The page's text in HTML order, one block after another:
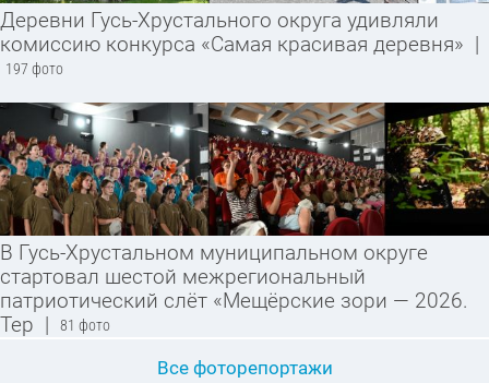
Деревни Гусь-Хрустального округа удивляли
комиссию конкурса «Самая красивая деревня» |
197 фото
В Гусь-Хрустальном муниципальном округе
стартовал шестой межрегиональный
патриотический слёт «Мещёрские зори — 2026.
Тер | 81 фото
Все фоторепортажи